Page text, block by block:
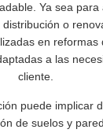
Ya sea para
o
en reformas
a las
cliente.
puede implicar
de suelos y